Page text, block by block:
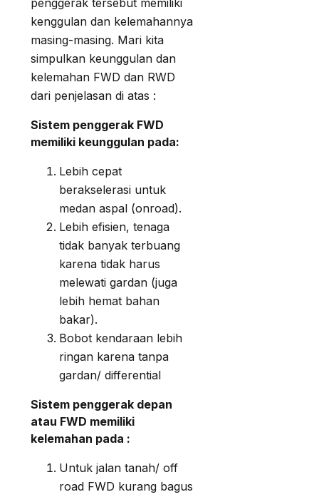
penggerak tersebut memiliki
kenggulan dan kelemahannya
masing-masing. Mari kita
simpulkan keunggulan dan
kelemahan FWD dan RWD
dari penjelasan di atas :
Sistem penggerak FWD
memiliki keunggulan pada:
Lebih cepat
berakselerasi untuk
medan aspal (onroad).
Lebih efisien, tenaga
tidak banyak terbuang
karena tidak harus
melewati gardan (juga
lebih hemat bahan
bakar).
Bobot kendaraan lebih
ringan karena tanpa
gardan/ differential
Sistem penggerak depan
atau FWD memiliki
kelemahan pada :
Untuk jalan tanah/ off
road FWD kurang bagus